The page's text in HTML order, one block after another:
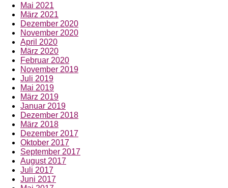
Mai 2021
März 2021
Dezember 2020
November 2020
April 2020
März 2020
Februar 2020
November 2019
Juli 2019
Mai 2019
März 2019
Januar 2019
Dezember 2018
März 2018
Dezember 2017
Oktober 2017
September 2017
August 2017
Juli 2017
Juni 2017